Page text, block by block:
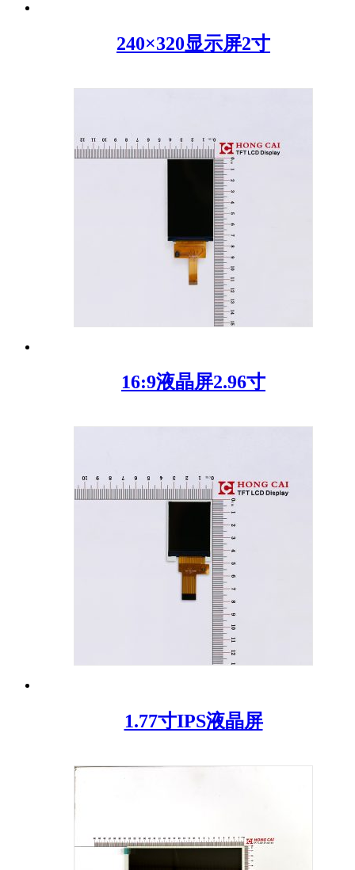
240×320显示屏2寸
16:9液晶屏2.96寸
1.77寸IPS液晶屏